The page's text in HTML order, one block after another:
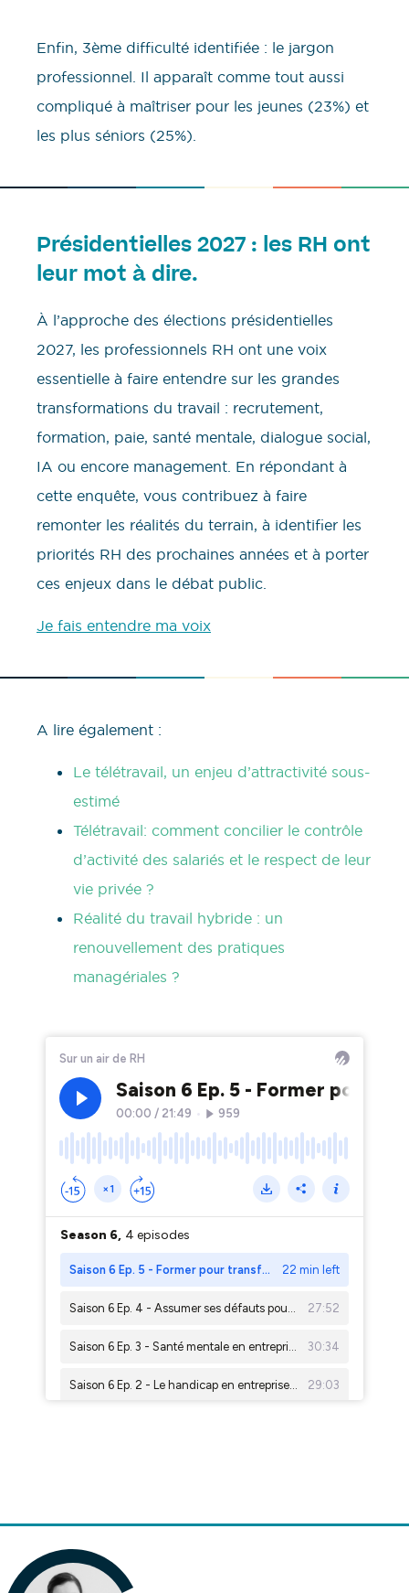
Enfin, 3ème difficulté identifiée : le jargon
professionnel. Il apparaît comme tout aussi
compliqué à maîtriser pour les jeunes (23%) et
les plus séniors (25%).
Présidentielles 2027 : les RH ont
leur mot à dire.
À l’approche des élections présidentielles
2027, les professionnels RH ont une voix
essentielle à faire entendre sur les grandes
transformations du travail : recrutement,
formation, paie, santé mentale, dialogue social,
IA ou encore management. En répondant à
cette enquête, vous contribuez à faire
remonter les réalités du terrain, à identifier les
priorités RH des prochaines années et à porter
ces enjeux dans le débat public.
Je fais entendre ma voix
A lire également :
Le télétravail, un enjeu d’attractivité sous-
estimé
Télétravail: comment concilier le contrôle
d’activité des salariés et le respect de leur
vie privée ?
Réalité du travail hybride : un
renouvellement des pratiques
managériales ?